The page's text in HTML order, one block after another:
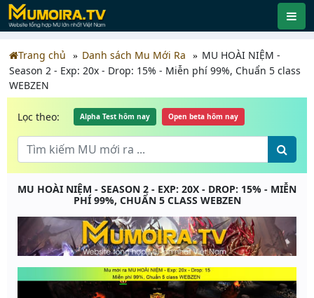
Trang chủ Danh sách Mu Mới Ra
MU HOÀI NIỆM -
Season 2 - Exp: 20x - Drop: 15% - Miễn phí 99%, Chuẩn 5 class
WEBZEN
Lọc theo: Alpha Test hôm nay Open beta hôm nay
MU HOÀI NIỆM - SEASON 2 - EXP: 20X - DROP: 15% - MIỄN
PHÍ 99%, CHUẨN 5 CLASS WEBZEN